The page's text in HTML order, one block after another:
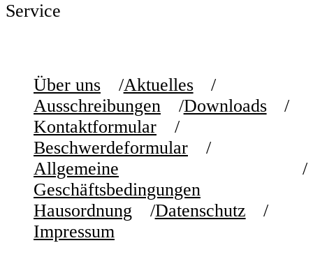
Service
Über uns
Aktuelles
Ausschreibungen
Downloads
Kontaktformular
Beschwerdeformular
Allgemeine
Geschäftsbedingungen
Hausordnung
Datenschutz
Impressum